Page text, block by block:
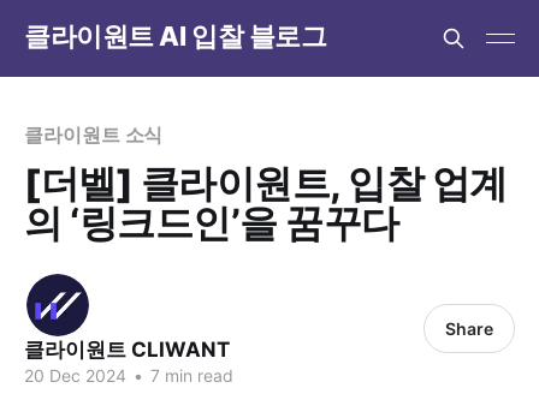
클라이원트 AI 입찰 블로그
클라이원트 소식
[더벨] 클라이원트, 입찰 업계
의 ‘링크드인’을 꿈꾸다
클라이원트 CLIWANT
20 Dec 2024 • 7 min read
Share